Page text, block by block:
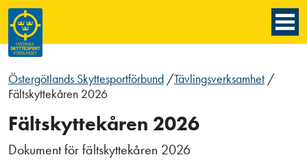
Östergötlands Skyttesportförbund /Tävlingsverksamhet /
Fältskyttekåren 2026
Fältskyttekåren 2026
Dokument för fältskyttekåren 2026